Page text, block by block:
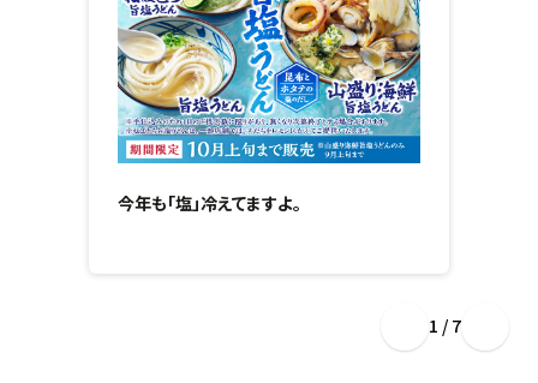
今年も「塩」冷えてますよ。
1 / 7